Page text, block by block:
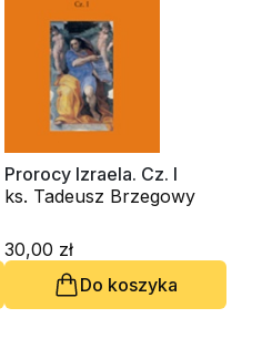
Prorocy Izraela. Cz. I
ks. Tadeusz Brzegowy
30,00 zł
Do koszyka